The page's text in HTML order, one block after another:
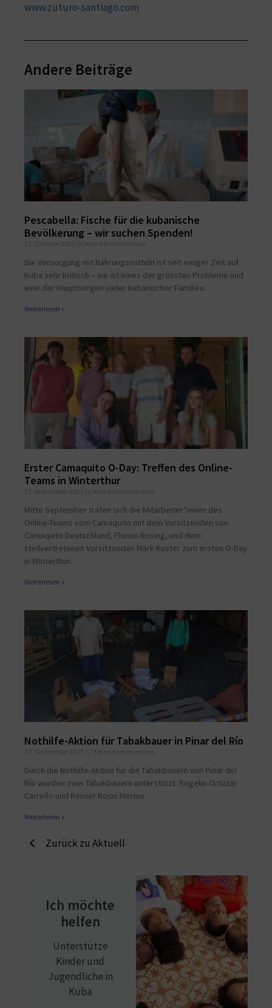
www.zuturo-santiago.com
Andere Beiträge
Pescabella: Fische für die kubanische
Bevölkerung – wir suchen Spenden!
11. Oktober 2023 Keine Kommentare
Die Versorgung mit Nahrungsmitteln ist seit einiger Zeit auf
Kuba sehr kritisch – sie ist eines der grössten Probleme und
eine der Hauptsorgen vieler kubanischer Familien.
Weiterlesen »
Erster Camaquito O-Day: Treffen des Online-
Teams in Winterthur
25. September 2023 Keine Kommentare
Mitte September trafen sich die Mitarbeiter*innen des
Online-Teams vom Camaquito mit dem Vorsitzenden von
Camaquito Deutschland, Florian Rosing, und dem
stellvertretenen Vorsitzenden Mark Kuster zum ersten O-Day
in Winterthur.
Weiterlesen »
Nothilfe-Aktion für Tabakbauer in Pinar del Río
19. September 2023 Keine Kommentare
Durch die Nothilfe-Aktion für die Tabakbauern von Pinar del
Río wurden zwei Tabakbauern unterstützt: Rogelio Ortúzar
Carreño und Reinier Rojas Merino
Weiterlesen »
Zurück zu Aktuell
Ich möchte
helfen
Unterstütze
Kinder und
Jugendliche in
Kuba